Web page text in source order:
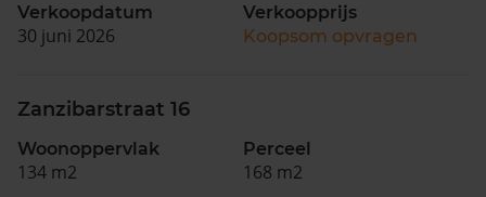
Verkoopdatum
30 juni 2026
Verkoopprijs
Koopsom opvragen
Zanzibarstraat 16
Woonoppervlak
134 m2
Perceel
168 m2